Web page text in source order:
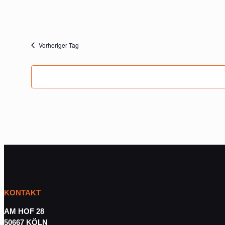
Vorheriger Tag
KONTAKT
AM HOF 28
50667 KÖLN